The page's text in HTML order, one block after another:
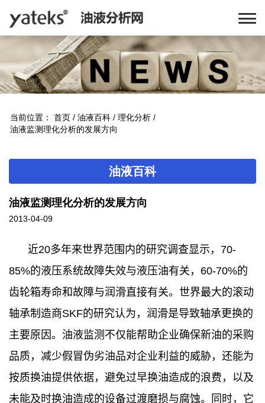
当前位置： 首页 / 油液百科 / 理化分析 /
油液监测理化分析的发展方向
油液百科
油液监测理化分析的发展方向
2013-04-09
近20多年来世界范围内的研究调查显示，70-
85%的液压系统故障失效与液压油有关，60-70%的
齿轮箱寿命和故障与润滑直接有关。世界最大的滚动
轴承制造商SKF的研究认为，润滑是导致轴承更换的
主要原因。油液监测不仅能帮助企业确保新油的采购
品质，减少假冒伪劣油品对企业利益的威胁，还能为
按质换油提供依据，避免过早换油造成的浪费，以及
未能及时换油造成的设备过渡磨损与腐蚀。同时，它